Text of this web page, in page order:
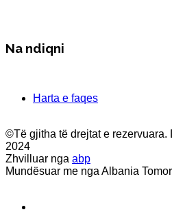
Na ndiqni
Harta e faqes
©Të gjitha të drejtat e rezervuara.
2024
Zhvilluar nga abp
Mundësuar me nga Albania